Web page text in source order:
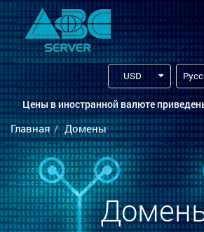
USD
Цены в иностранной валюте
Главная Домены